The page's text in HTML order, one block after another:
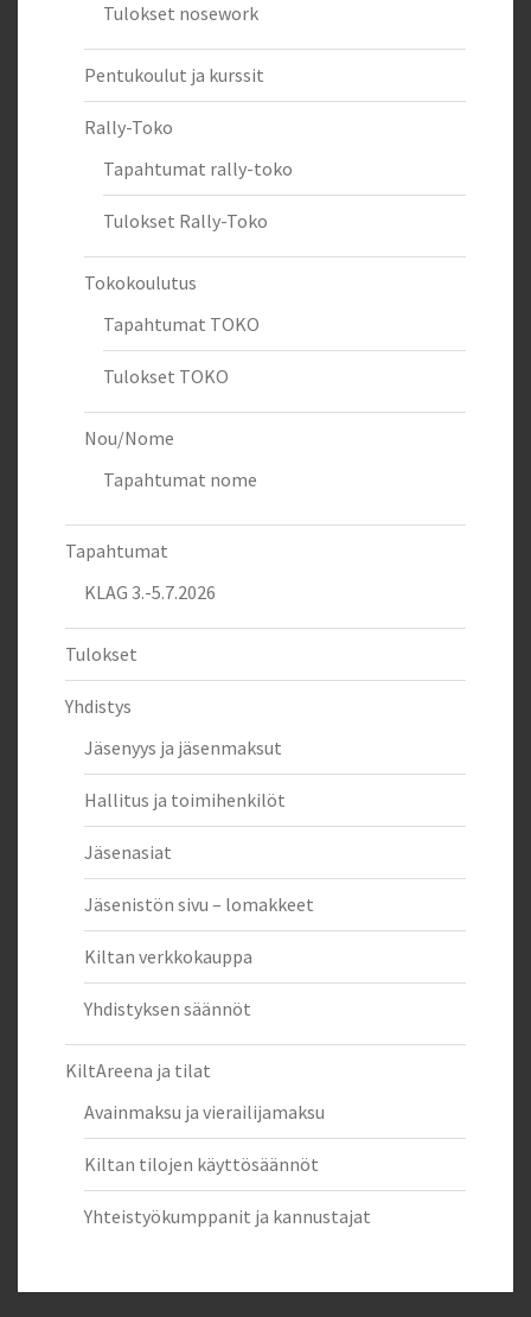
Tulokset nosework
Pentukoulut ja kurssit
Rally-Toko
Tapahtumat rally-toko
Tulokset Rally-Toko
Tokokoulutus
Tapahtumat TOKO
Tulokset TOKO
Nou/Nome
Tapahtumat nome
Tapahtumat
KLAG 3.-5.7.2026
Tulokset
Yhdistys
Jäsenyys ja jäsenmaksut
Hallitus ja toimihenkilöt
Jäsenasiat
Jäsenistön sivu – lomakkeet
Kiltan verkkokauppa
Yhdistyksen säännöt
KiltAreena ja tilat
Avainmaksu ja vierailijamaksu
Kiltan tilojen käyttösäännöt
Yhteistyökumppanit ja kannustajat